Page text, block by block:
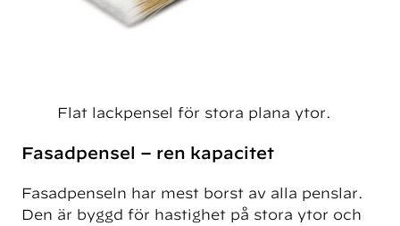
Flat lackpensel för stora plana ytor.
Fasadpensel – ren kapacitet
Fasadpenseln har mest borst av alla penslar.
Den är byggd för hastighet på stora ytor och